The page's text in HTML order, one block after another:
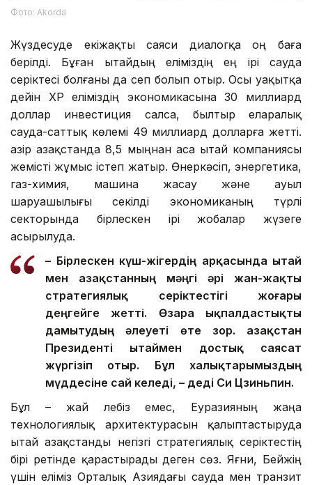
Фото: Аkorda
Жүздесуде екіжақты саяси диалогқа оң баға
берілді. Бұған Қытайдың еліміздің ең ірі сауда
серіктесі болғаны да сеп болып отыр. Осы уақытқа
дейін ҚХР еліміздің экономикасына 30 миллиард
доллар инвестиция салса, былтыр еларалық
сауда-саттық көлемі 49 миллиард долларға жетті.
Қазір Қазақстанда 8,5 мыңнан аса Қытай компаниясы
жемісті жұмыс істеп жатыр. Өнеркәсіп, энергетика,
газ-химия, машина жасау және ауыл
шаруашылығы секілді экономиканың түрлі
секторында бірлескен ірі жобалар жүзеге
асырылуда.
– Бірлескен күш-жігердің арқасында Қытай
мен Қазақстанның мәңгі әрі жан-жақты
стратегиялық серіктестігі жоғары
деңгейге жетті. Өзара ықпалдастықты
дамытудың әлеуеті өте зор. Қазақстан
Президенті Қытаймен достық саясат
жүргізіп отыр. Бұл халықтарымыздың
мүддесіне сай келеді, – деді Си Цзиньпин.
Бұл – жай лебіз емес, Еуразияның жаңа
технологиялық архитектурасын қалыптастыруда
Қытай Қазақстанды негізгі стратегиялық серіктестің
бірі ретінде қарастырады деген сөз. Яғни, Бейжің
үшін еліміз Орталық Азиядағы сауда мен транзит